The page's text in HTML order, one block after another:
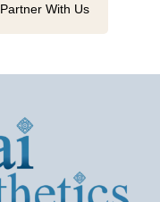
Partner With Us